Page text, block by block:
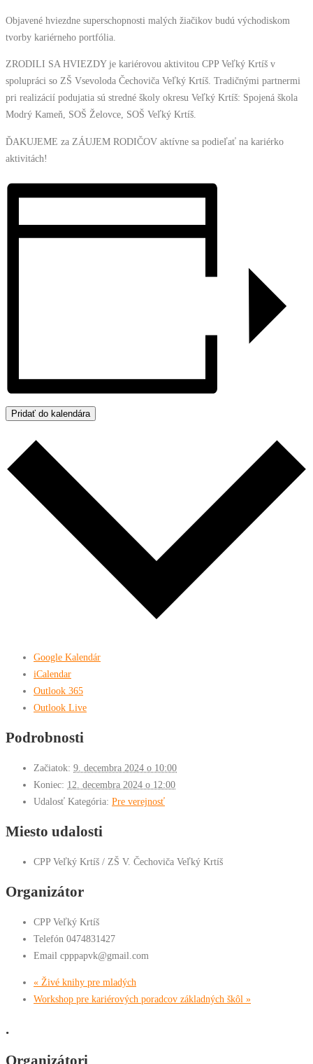
Objavené hviezdne superschopnosti malých žiačikov budú východiskom
tvorby kariérneho portfólia.
ZRODILI SA HVIEZDY je kariérovou aktivitou CPP Veľký Krtíš v
spolupráci so ZŠ Vsevoloda Čechoviča Veľký Krtíš. Tradičnými partnermi
pri realizácií podujatia sú stredné školy okresu Veľký Krtíš: Spojená škola
Modrý Kameň, SOŠ Želovce, SOŠ Veľký Krtíš.
ĎAKUJEME za ZÁUJEM RODIČOV aktívne sa podieľať na kariérko
aktivitách!
Pridať do kalendára
Google Kalendár
iCalendar
Outlook 365
Outlook Live
Podrobnosti
Začiatok: 9. decembra 2024 o 10:00
Koniec: 12. decembra 2024 o 12:00
Udalosť Kategória: Pre verejnosť
Miesto udalosti
CPP Veľký Krtíš / ZŠ V. Čechoviča Veľký Krtíš
Organizátor
CPP Veľký Krtíš
Telefón 0474831427
Email cpppapvk@gmail.com
« Živé knihy pre mladých
Workshop pre kariérových poradcov základných škôl »
.
Organizátori